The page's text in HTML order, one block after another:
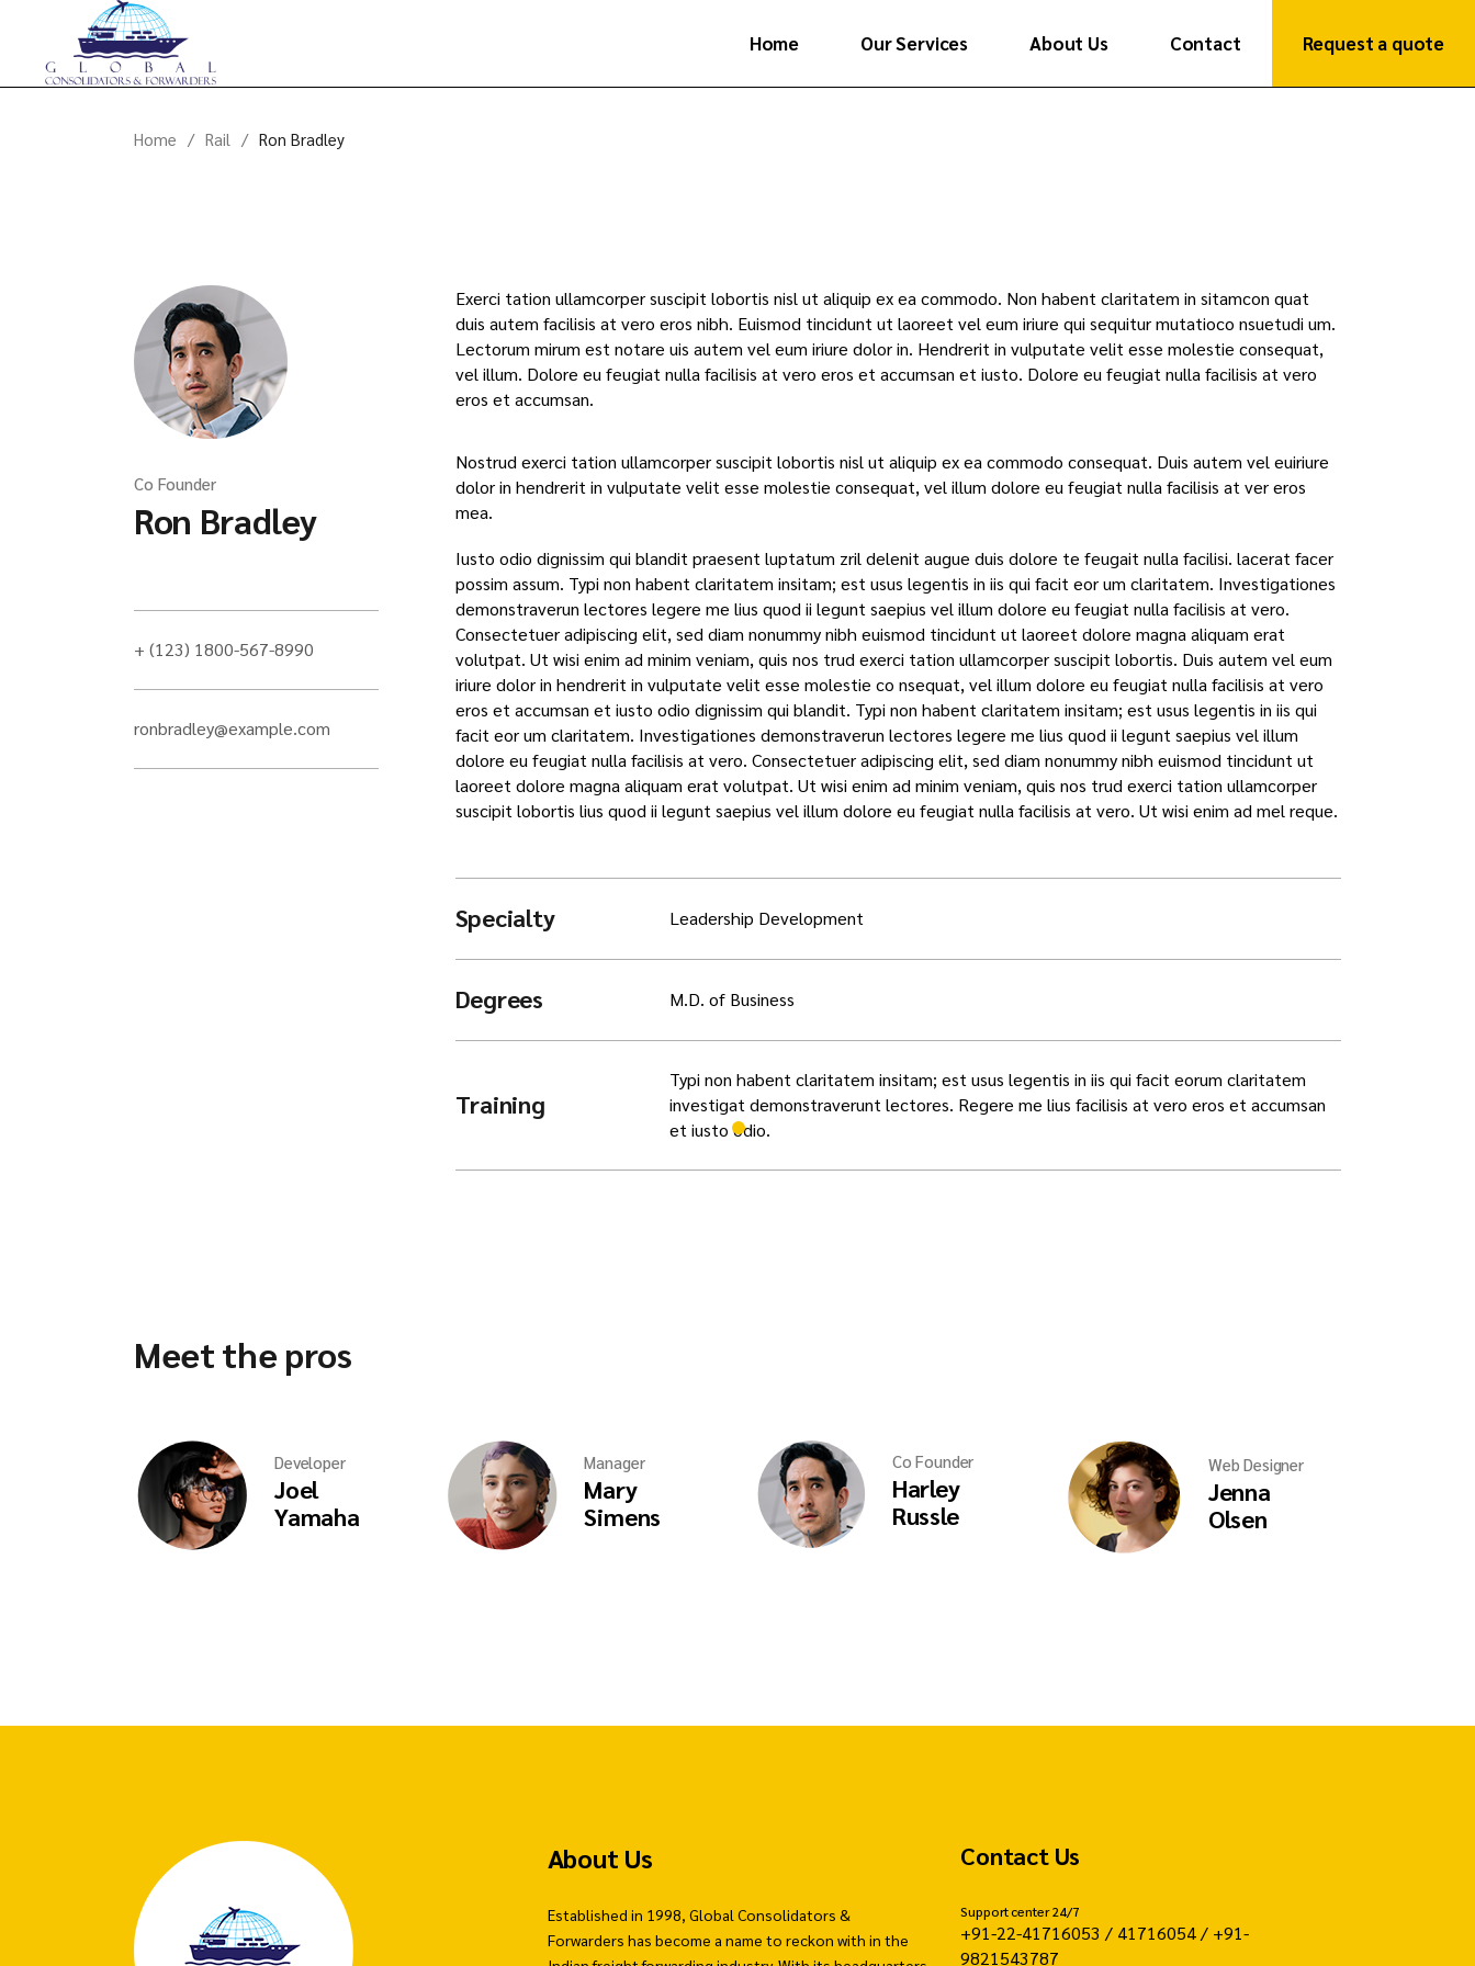
Home Our Services About Us Contact Request a quote
Get in Touch
India Presence
Home Rail Ron Bradley
Co Founder
Ron Bradley
+ (123) 1800-567-8990
ronbradley@example.com
Exerci tation ullamcorper suscipit lobortis nisl ut aliquip ex ea commodo. Non habent claritatem in sitamcon quat
duis autem facilisis at vero eros nibh. Euismod tincidunt ut laoreet vel eum iriure qui sequitur mutatioco nsuetudi um.
Lectorum mirum est notare uis autem vel eum iriure dolor in. Hendrerit in vulputate velit esse molestie consequat,
vel illum. Dolore eu feugiat nulla facilisis at vero eros et accumsan et iusto. Dolore eu feugiat nulla facilisis at vero
eros et accumsan.
Nostrud exerci tation ullamcorper suscipit lobortis nisl ut aliquip ex ea commodo consequat. Duis autem vel euiriure
dolor in hendrerit in vulputate velit esse molestie consequat, vel illum dolore eu feugiat nulla facilisis at ver eros
mea.
Iusto odio dignissim qui blandit praesent luptatum zril delenit augue duis dolore te feugait nulla facilisi. lacerat facer
possim assum. Typi non habent claritatem insitam; est usus legentis in iis qui facit eor um claritatem. Investigationes
demonstraverun lectores legere me lius quod ii legunt saepius vel illum dolore eu feugiat nulla facilisis at vero.
Consectetuer adipiscing elit, sed diam nonummy nibh euismod tincidunt ut laoreet dolore magna aliquam erat
volutpat. Ut wisi enim ad minim veniam, quis nos trud exerci tation ullamcorper suscipit lobortis. Duis autem vel eum
iriure dolor in hendrerit in vulputate velit esse molestie co nsequat, vel illum dolore eu feugiat nulla facilisis at vero
eros et accumsan et iusto odio dignissim qui blandit. Typi non habent claritatem insitam; est usus legentis in iis qui
facit eor um claritatem. Investigationes demonstraverun lectores legere me lius quod ii legunt saepius vel illum
dolore eu feugiat nulla facilisis at vero. Consectetuer adipiscing elit, sed diam nonummy nibh euismod tincidunt ut
laoreet dolore magna aliquam erat volutpat. Ut wisi enim ad minim veniam, quis nos trud exerci tation ullamcorper
suscipit lobortis lius quod ii legunt saepius vel illum dolore eu feugiat nulla facilisis at vero. Ut wisi enim ad mel reque.
Specialty Leadership Development
Degrees M.D. of Business
Training
Typi non habent claritatem insitam; est usus legentis in iis qui facit eorum claritatem
investigat demonstraverunt lectores. Regere me lius facilisis at vero eros et accumsan
et iusto odio.
Meet the pros
Developer
Joel
Yamaha
Manager
Mary
Simens
Co Founder
Harley
Russle
Web Designer
Jenna
Olsen
About Us
Established in 1998, Global Consolidators &
Forwarders has become a name to reckon with in the
Contact Us
Support center 24/7
+91-22-41716053 / 41716054 / +91-
9821543787